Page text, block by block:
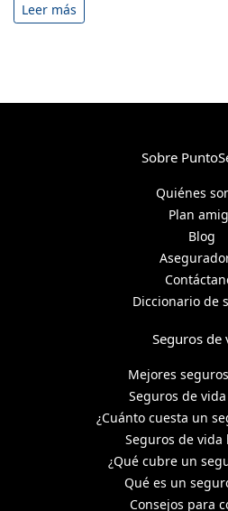
Leer más
Sobre
Quiénes
Plan
Blog
Diccionario de
Seguros de
Mejores
Seguros de
¿Cuánto cuesta un
Seguros de vida
¿Qué cubre un
Qué es un
Consejos para